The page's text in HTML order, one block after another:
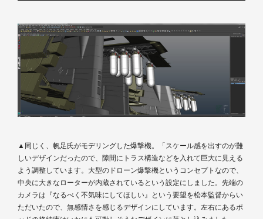
▲同じく、帆足氏がモデリングした爆撃機。「スケール感を出すのが難
しいデザインだったので、隙間にトラス構造などを入れて巨大に見える
よう調整しています。大型のドローン爆撃機というコンセプトなので、
中央に大きなローターが内蔵されているという設定にしました。先端の
カメラは『なるべく不気味にしてほしい』という要望を松本監督からい
ただいたので、無感情さを感じるデザインにしています。左右にあるポ